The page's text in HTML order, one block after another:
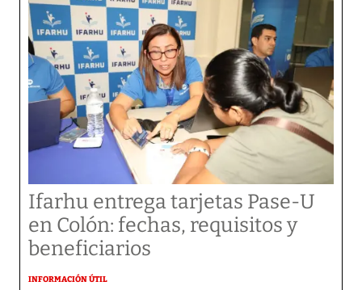
Ifarhu entrega tarjetas Pase-U
en Colón: fechas, requisitos y
beneficiarios
INFORMACIÓN ÚTIL